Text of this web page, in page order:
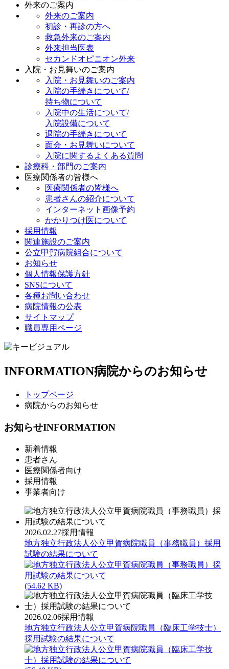
外来のご案内
外来のご案内
初診・再診の方へ
救急外来のご案内
外来担当医表
セカンドオピニオン外来
入院・お見舞いのご案内
入院・お見舞いのご案内
入院の手続きについて/
持ち物について
入院中の生活について/
入院設備について
退院の手続きについて
面会・お見舞いについて
入院に関するよくある質問
診療科・部門のご案内
医療関係者の皆様へ
医療関係者の皆様へ
患者さんの紹介について
インターネット画像予約
かかりつけ医について
採用情報
関連施設のご案内
公立甲賀病院組合について
お知らせ
個人情報保護方針
SNSについて
各種お問い合わせ
病院情報の公表
サイトマップ
職員専用ページ
INFORMATION病院からのお知らせ
トップページ
病院からのお知らせ
お知らせINFORMATION
新着情報
患者さん
医療関係者向け
採用情報
事業者向け
2026.02.27採用情報
地方独立行政法人公立甲賀病院職員（事務職員）採用
試験の結果について
(54.62 KB)
2026.02.06採用情報
地方独立行政法人公立甲賀病院職員（臨床工学技士）
採用試験の結果について